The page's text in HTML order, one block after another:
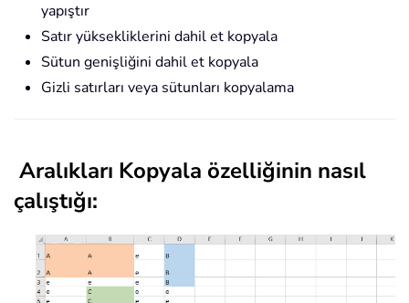
yapıştır
Satır yüksekliklerini dahil et kopyala
Sütun genişliğini dahil et kopyala
Gizli satırları veya sütunları kopyalama
Aralıkları Kopyala özelliğinin nasıl
çalıştığı: